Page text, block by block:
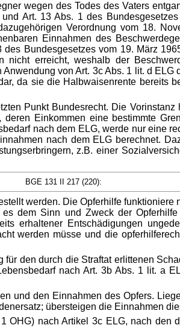
wegen des Todes des Vaters
Art. 13 Abs. 1 des
Verordnung vom 18.
Einnahmen des
Bundesgesetzes vom 19. März
nicht erreicht, weshalb der
von Art. 3c Abs. 1 lit. d
da sie die Halbwaisenrente bereits
Punkt Bundesrecht. Die
Einkommen eine bestimmte
nach dem ELG, werde nur eine
nach dem ELG berechnet.
z.B. einer
BGE 131 II 217 (220):
werden. Die Opferhilfe funktioniere
dem Sinn und Zweck der
erhaltener Entschädigungen
werden müsse und die
den durch die Straftat erlittenen
nach Art. 3b Abs. 1 lit. a
und den Einnahmen des Opfers.
übersteigen die Einnahmen
nach Artikel 3c ELG, nach den